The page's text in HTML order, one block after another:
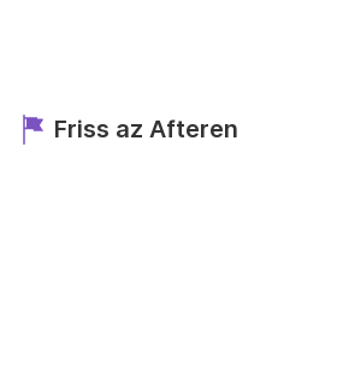
Friss az Afteren